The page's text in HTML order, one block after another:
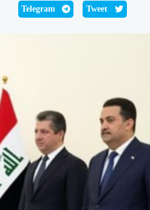
Tweet
Telegram